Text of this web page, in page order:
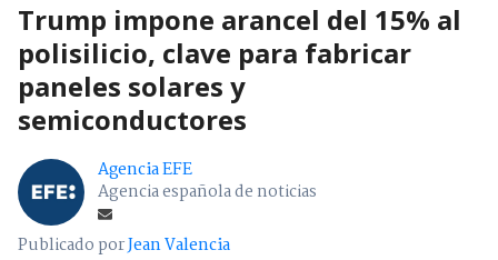
Trump impone arancel del 15% al
polisilicio, clave para fabricar
paneles solares y
semiconductores
Agencia EFE
Agencia española de noticias
Publicado porJean Valencia